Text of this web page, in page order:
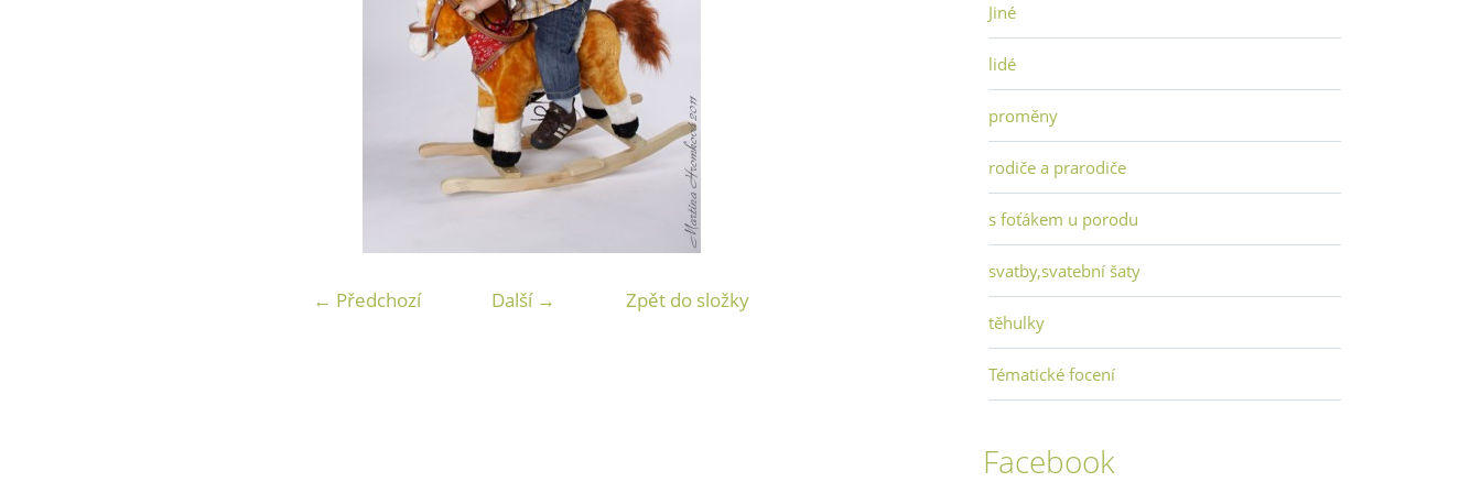
← Předchozí Další → Zpět do složky
Jiné
lidé
proměny
rodiče a prarodiče
s foťákem u porodu
svatby,svatební šaty
těhulky
Tématické focení
Facebook